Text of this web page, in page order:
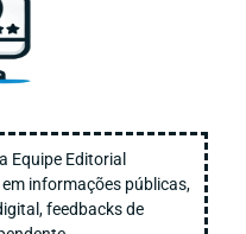
Equipe Editorial
informações públicas,
feedbacks de